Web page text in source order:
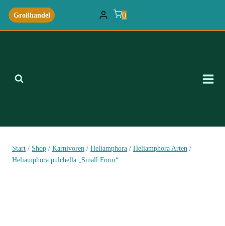
Zum
Inhalt
springen
Großhandel 0
Start / Shop / Karnivoren / Heliamphora / Heliamphora Arten /
Heliamphora pulchella „Small Form“